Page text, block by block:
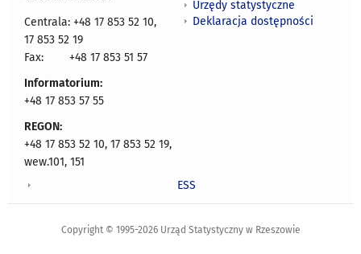
Centrala: +48 17 853 52 10,
17 853 52 19
Fax:
+48 17 853 51 57
Informatorium:
+48 17 853 57 55
REGON:
+48 17 853 52 10, 17 853 52 19,
wew.101, 151
Urzędy statystyczne
Deklaracja dostępności
ESS
Copyright © 1995-2026 Urząd Statystyczny w Rzeszowie